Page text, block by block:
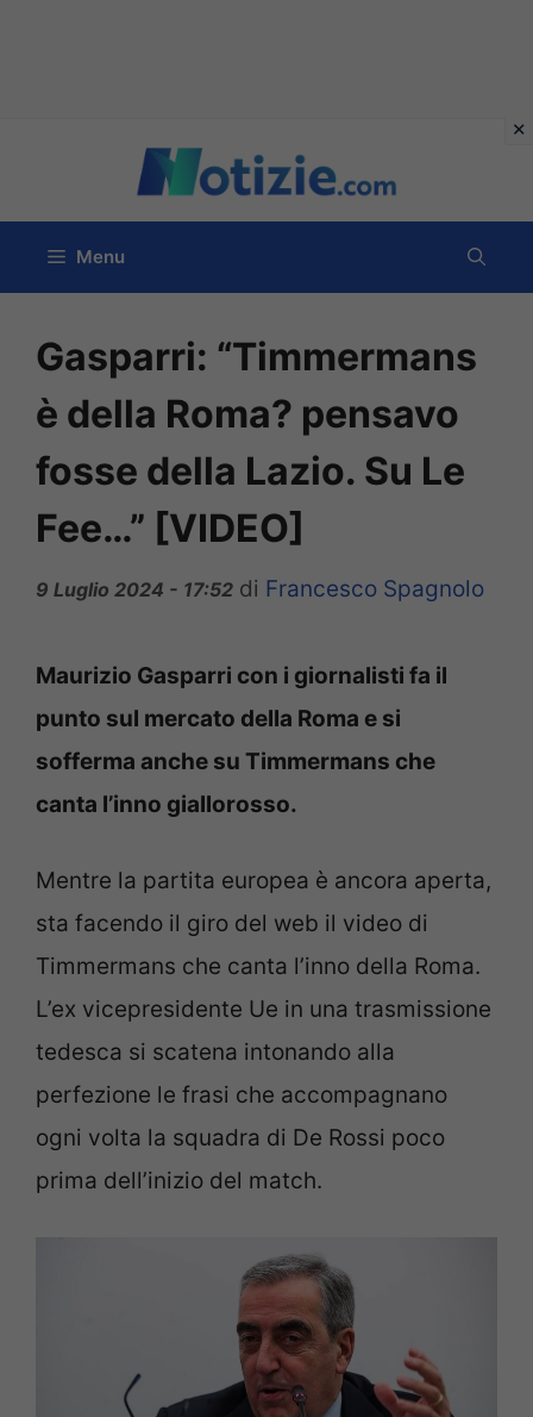
contenuto
Menu
Gasparri: “Timmermans
è della Roma? pensavo
fosse della Lazio. Su Le
Fee…” [VIDEO]
9 Luglio 2024 - 17:52 di Francesco Spagnolo
Maurizio Gasparri con i giornalisti fa il
punto sul mercato della Roma e si
sofferma anche su Timmermans che
canta l’inno giallorosso.
Mentre la partita europea è ancora aperta,
sta facendo il giro del web il video di
Timmermans che canta l’inno della Roma.
L’ex vicepresidente Ue in una trasmissione
tedesca si scatena intonando alla
perfezione le frasi che accompagnano
ogni volta la squadra di De Rossi poco
prima dell’inizio del match.